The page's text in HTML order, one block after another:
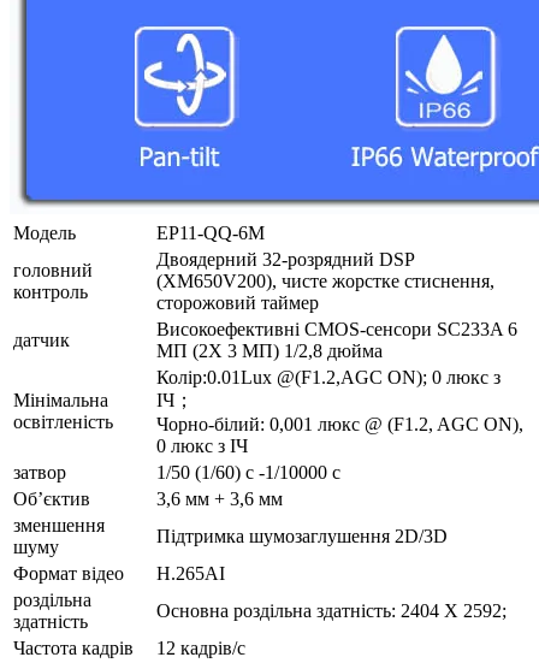
Модель
EP11-QQ-6M
головний
контроль
Двоядерний 32-розрядний DSP
(XM650V200), чисте жорстке стиснення,
сторожовий таймер
датчик
Високоефективні CMOS-сенсори SC233A 6
МП (2X 3 МП) 1/2,8 дюйма
Мінімальна
освітленість
Колір:0.01Lux @(F1.2,AGC ON); 0 люкс з
ІЧ；
Чорно-білий: 0,001 люкс @ (F1.2, AGC ON),
0 люкс з ІЧ
затвор
1/50 (1/60) с -1/10000 с
Об’єктив
3,6 мм + 3,6 мм
зменшення
шуму
Підтримка шумозаглушення 2D/3D
Формат відео
H.265AI
роздільна
здатність
Основна роздільна здатність: 2404 X 2592;
Частота кадрів
12 кадрів/с